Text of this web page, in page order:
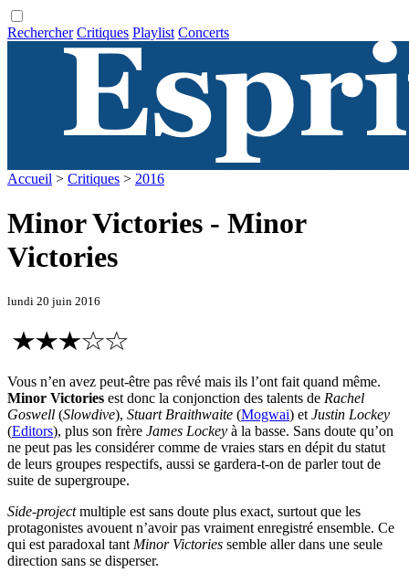
Rechercher Critiques Playlist Concerts
Accueil > Critiques > 2016
Minor Victories - Minor
Victories
lundi 20 juin 2016
Vous n’en avez peut-être pas rêvé mais ils l’ont fait quand même.
Minor Victories est donc la conjonction des talents de Rachel
Goswell (Slowdive), Stuart Braithwaite (Mogwai) et Justin Lockey
(Editors), plus son frère James Lockey à la basse. Sans doute qu’on
ne peut pas les considérer comme de vraies stars en dépit du statut
de leurs groupes respectifs, aussi se gardera-t-on de parler tout de
suite de supergroupe.
Side-projectmultiple est sans doute plus exact, surtout que les
protagonistes avouent n’avoir pas vraiment enregistré ensemble. Ce
qui est paradoxal tant Minor Victories semble aller dans une seule
direction sans se disperser.